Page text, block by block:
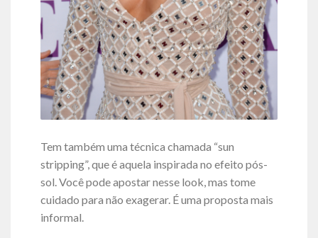
Tem também uma técnica chamada “sun
stripping”, que é aquela inspirada no efeito pós-
sol. Você pode apostar nesse look, mas tome
cuidado para não exagerar. É uma proposta mais
informal.